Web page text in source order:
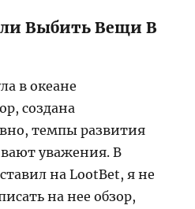
Выбить Вещи В
в океане
создана
темпы развития
уважения. В
на LootBet, я не
на нее обзор,